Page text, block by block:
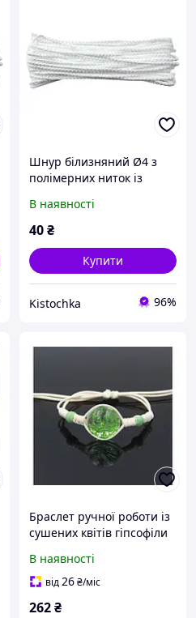
Шнур білизняний Ø4 з
полімерних ниток із
(кольори різні)
В наявності
40₴
Купити
Kistochka 96%
Браслет ручної роботи із
сушених квітів гіпсофіли
В наявності
від26₴/міс
262₴